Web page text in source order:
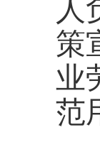
人
策
业
范